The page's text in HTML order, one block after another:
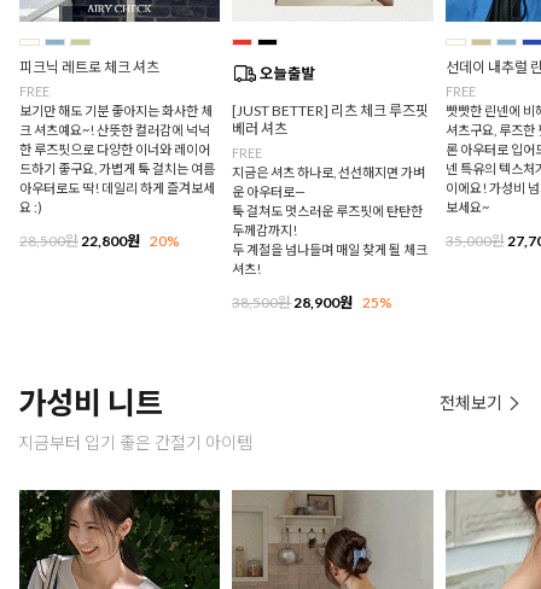
피크닉 레트로 체크 셔츠
FREE
보기만 해도 기분 좋아지는 화사한 체
크 셔츠예요~! 산뜻한 컬러감에 넉넉
한 루즈핏으로 다양한 이너와 레이어
드하기 좋구요, 가볍게 툭 걸치는 여름
아우터로도 딱! 데일리 하게 즐겨보세
요 :)
28,500원 22,800원 20%
[JUST BETTER] 리츠 체크 루즈핏
베러 셔츠
FREE
지금은 셔츠 하나로, 선선해지면 가벼
운 아우터로—
툭 걸쳐도 멋스러운 루즈핏에 탄탄한
두께감까지!
두 계절을 넘나들며 매일 찾게 될 체크
셔츠!
38,500원28,900원 25%
선데이 내추럴
FREE
빳빳한 린넨에 비
셔츠구요, 루즈한
론 아우터로 입어
넨 특유의 텍스처
이에요! 가성비
보세요~
35,000원
가성비 니트
지금부터 입기 좋은 간절기 아이템
전체보기